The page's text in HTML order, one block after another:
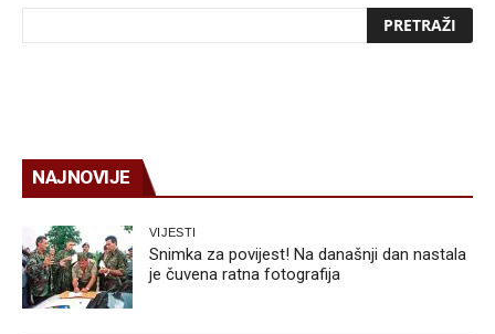
NAJNOVIJE
VIJESTI
Snimka za povijest! Na današnji dan nastala
je čuvena ratna fotografija